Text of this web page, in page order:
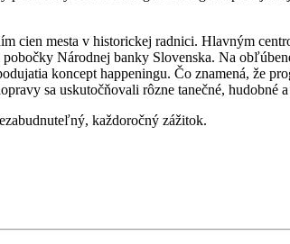
cien mesta v historickej radnici. Hlavným
Národnej banky Slovenska. Na
koncept happeningu. Čo znamená, že
sa uskutočňovali rôzne tanečné, hudobné
každoročný zážitok.